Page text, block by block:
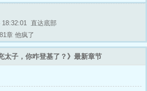
什么身份，竟敢跟本宫长得一模一样？” 就连美
可陈峰演着演着，画风却偏到姥姥家了。 皇帝
盼他早日登基，满朝文武争当从龙之臣。 庙堂
如此，江湖更是如此。 百济国长公主，当朝太
子妃眉头紧锁： “太子是你，反贼头目是你，就
连白莲教主的相好，还是你。” “说，你还有什么
瞒着我的？” 陈峰无奈摊手，敌国女帝明天就要
18:32:01 直达底部
章 他疯了
太子，你咋登基了？》最新章节